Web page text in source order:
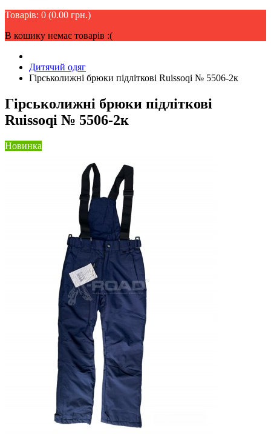
Товарів: 0 (0.00 грн.)
В кошику немає товарів :(
Дитячий одяг
Гірськолижні брюки підліткові Ruissoqi № 5506-2к
Гірськолижні брюки підліткові
Ruissoqi № 5506-2к
Новинка